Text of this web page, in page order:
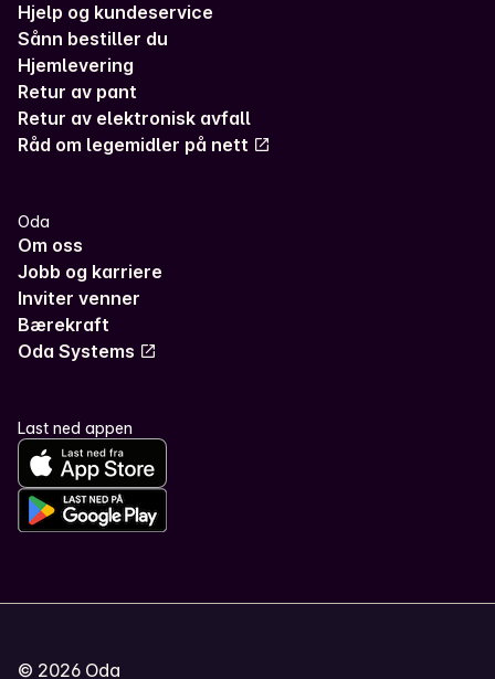
Hjelp og kundeservice
Sånn bestiller du
Hjemlevering
Retur av pant
Retur av elektronisk avfall
Råd om legemidler på nett
Oda
Om oss
Jobb og karriere
Inviter venner
Bærekraft
Oda Systems
Last ned appen
© 2026 Oda